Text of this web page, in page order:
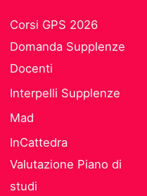
Corsi GPS 2026
Domanda Supplenze
Docenti
Interpelli Supplenze
Mad
InCattedra
Valutazione Piano di
studi